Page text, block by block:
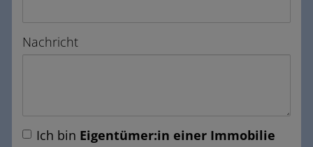
Nachricht
Ich bin Eigentümer:in einer Immobilie